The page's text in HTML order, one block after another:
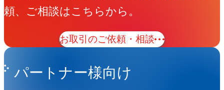
頼、ご相談はこちらから。
お取引のご依頼・相談
パートナー様向け